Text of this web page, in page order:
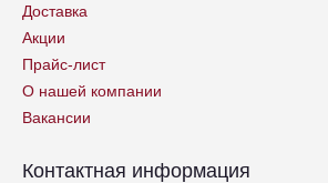
Доставка
Акции
Прайс-лист
О нашей компании
Вакансии
Контактная информация